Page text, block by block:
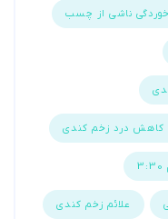
ناشی از چسب
درد زخم کندی
علائم زخم کندی